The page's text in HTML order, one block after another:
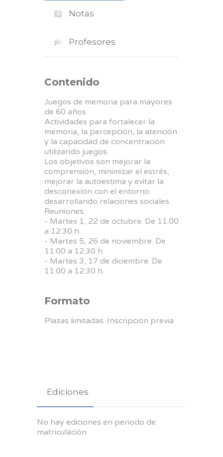
Notas
Profesores
Contenido
Juegos de memoria para mayores
de 60 años
Actividades para fortalecer la
memoria, la percepción, la atención
y la capacidad de concentración
utilizando juegos.
Los objetivos son mejorar la
comprensión, minimizar el estrés,
mejorar la autoestima y evitar la
desconexión con el entorno
desarrollando relaciones sociales.
Reuniones:
- Martes 1, 22 de octubre. De 11:00
a 12:30 h.
- Martes 5, 26 de noviembre. De
11:00 a 12:30 h.
- Martes 3, 17 de diciembre. De
11:00 a 12:30 h.
Formato
Plazas limitadas. Inscripción previa
Ediciones
No hay ediciones en periodo de
matriculación